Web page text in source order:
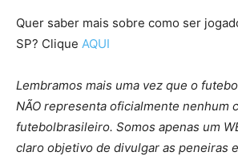
Quer saber mais sobre como ser
SP? Clique AQUI
Lembramos mais uma vez que o
NÃO representa oficialmente nenhum
futebolbrasileiro. Somos apenas um
claro objetivo de divulgar as peneiras